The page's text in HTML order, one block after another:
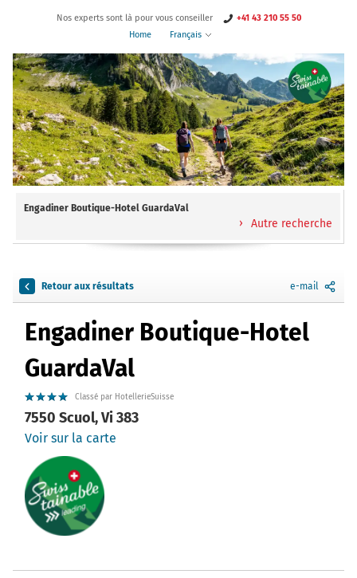
Nos experts sont là pour vous conseiller
+41 43 210 55 50
Home
Français
Engadiner Boutique-Hotel GuardaVal
Autre recherche
Retour aux résultats e-mail
Engadiner Boutique-Hotel
GuardaVal
Classé par HotellerieSuisse
7550 Scuol, Vi 383
Voir sur la carte